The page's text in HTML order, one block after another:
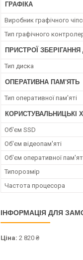
ГРАФІКА
Виробник графічного
Тип графічного
ПРИСТРОЇ
Тип диска
ОПЕРАТИВНА ПАМ'ЯТЬ
Тип оперативної пам'яті
КОРИСТУВАЛЬНИЦЬКІ
Об'єм SSD
Об'єм відеопам'яті
Об'єм оперативної
Типорозмір
Частота процесора
ІНФОРМАЦІЯ ДЛЯ
Ціна: 2 820 ₴